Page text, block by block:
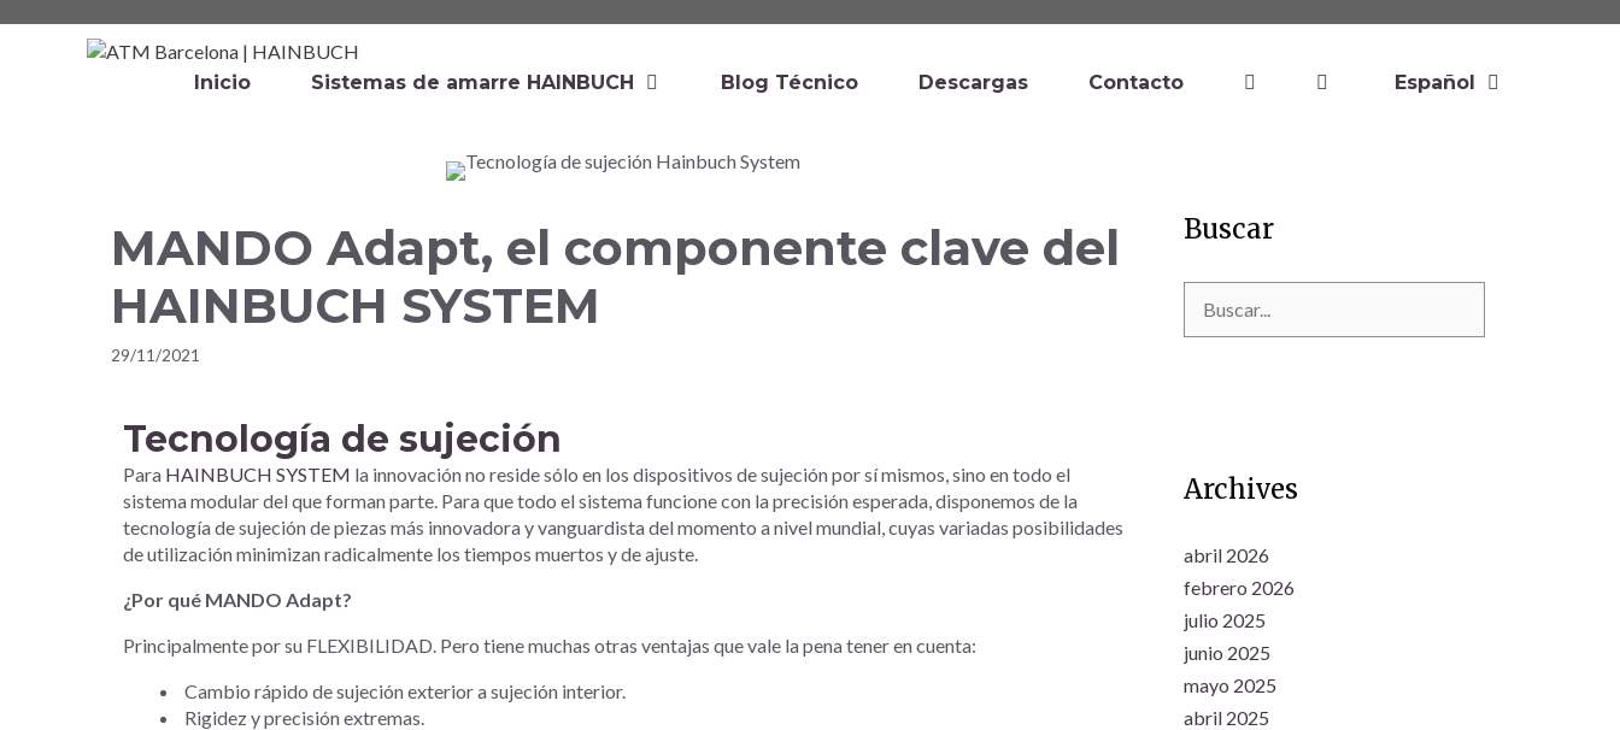
Inicio Sistemas de amarre HAINBUCH Blog Técnico Descargas Contacto Español
MANDO Adapt, el componente clave del
HAINBUCH SYSTEM
29/11/2021
Tecnología de sujeción
Para HAINBUCH SYSTEM la innovación no reside sólo en los dispositivos de sujeción por sí mismos, sino en todo el
sistema modular del que forman parte. Para que todo el sistema funcione con la precisión esperada, disponemos de la
tecnología de sujeción de piezas más innovadora y vanguardista del momento a nivel mundial, cuyas variadas posibilidades
de utilización minimizan radicalmente los tiempos muertos y de ajuste.
¿Por qué MANDO Adapt?
Principalmente por su FLEXIBILIDAD. Pero tiene muchas otras ventajas que vale la pena tener en cuenta:
Cambio rápido de sujeción exterior a sujeción interior.
Rigidez y precisión extremas.
Buscar
Archives
abril 2026
febrero 2026
julio 2025
junio 2025
mayo 2025
abril 2025